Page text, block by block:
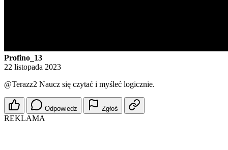
Profino_13
22 listopada 2023
@Terazz2 Naucz się czytać i myśleć logicznie.
Odpowiedz Zgłoś
REKLAMA